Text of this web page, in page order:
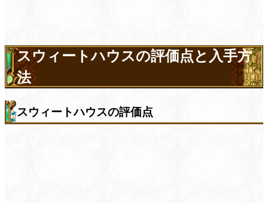
スウィートハウスの評価点と入手方
法
スウィートハウスの評価点